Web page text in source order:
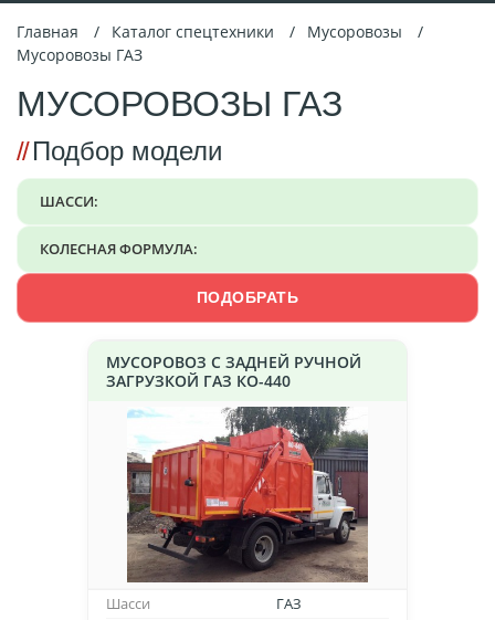
Главная Каталог спецтехники
Мусоровозы
Мусоровозы ГАЗ
МУСОРОВОЗЫ ГАЗ
Подбор модели
ШАССИ:
КОЛЕСНАЯ ФОРМУЛА:
ПОДОБРАТЬ
МУСОРОВОЗ С ЗАДНЕЙ РУЧНОЙ
ЗАГРУЗКОЙ ГАЗ КО-440
Шасси
ГАЗ